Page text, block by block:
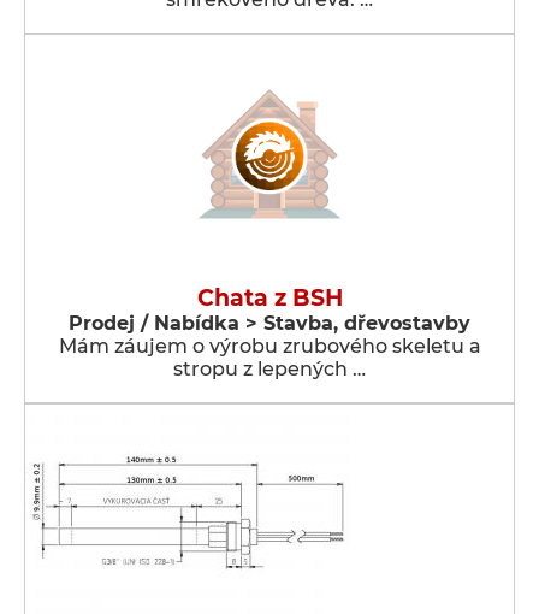
Chata z BSH
Prodej / Nabídka > Stavba, dřevostavby
Mám záujem o výrobu zrubového skeletu a
stropu z lepených …